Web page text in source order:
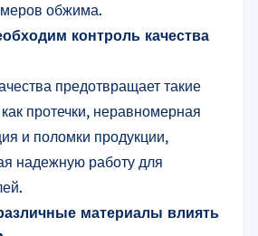
обжима.
контроль качества
предотвращает такие
протечки, неравномерная
и поломки продукции,
надежную работу для
материалы влиять